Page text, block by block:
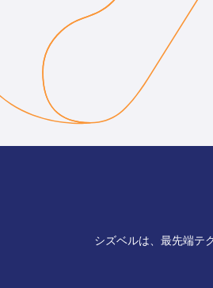
シズベルは、最先端テ